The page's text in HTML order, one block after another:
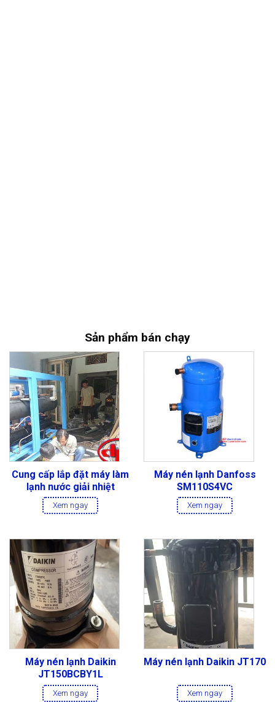
Sản phẩm bán chạy
Cung cấp lắp đặt máy làm
lạnh nước giải nhiệt
Xem ngay
Máy nén lạnh Danfoss
SM110S4VC
Xem ngay
Máy nén lạnh Daikin
JT150BCBY1L
Xem ngay
Máy nén lạnh Daikin JT170
Xem ngay